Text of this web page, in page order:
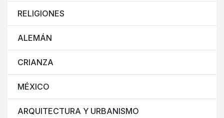
RELIGIONES
ALEMÁN
CRIANZA
MÉXICO
ARQUITECTURA Y URBANISMO